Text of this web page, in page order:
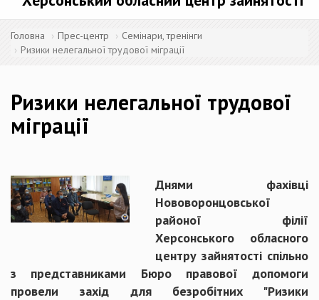
Головна Прес-центр
Семінари, тренінги
Ризики нелегальної трудової міграції
Ризики нелегальної трудової
міграції
Днями фахівці
Нововоронцовської
районої філії
Херсонського обласного
центру зайнятості спільно
з представниками Бюро правової допомоги
провели захід для безробітних "Ризики